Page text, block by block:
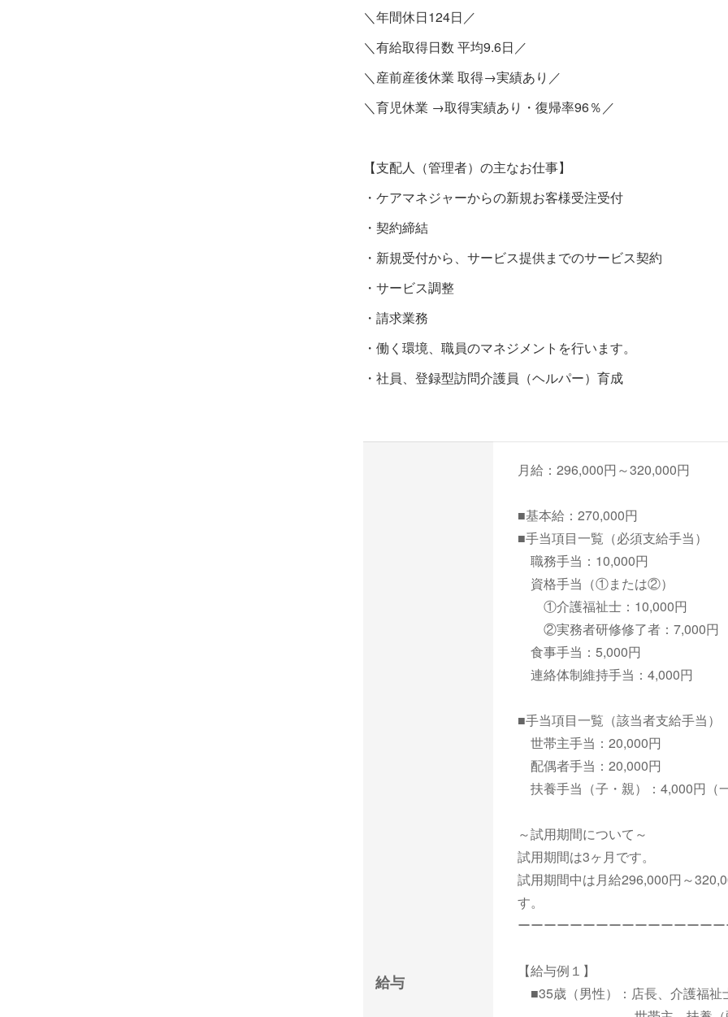
＼年間休日124日／
＼有給取得日数 平均9.6日／
＼産前産後休業 取得→実績あり／
＼育児休業 →取得実績あり・復帰率96％／
【支配人（管理者）の主なお仕事】
・ケアマネジャーからの新規お客様受注受付
・契約締結
・新規受付から、サービス提供までのサービス契約
・サービス調整
・請求業務
・働く環境、職員のマネジメントを行います。
・社員、登録型訪問介護員（ヘルパー）育成
給与
月給：296,000円～320,000円
■基本給：270,000円
■手当項目一覧（必須支給手当）
職務手当：10,000円
資格手当（①または②）
①介護福祉士：10,000円
②実務者研修修了者：7,000円
食事手当：5,000円
連絡体制維持手当：4,000円
■手当項目一覧（該当者支給手当）
世帯主手当：20,000円
配偶者手当：20,000円
扶養手当（子・親）：4,000円（
～試用期間について～
試用期間は3ヶ月です。
試用期間中は月給296,000円～
す
ーーーーーーーーーーーーーーー
【給与例１】
■35歳（男性）：店長、介護福祉